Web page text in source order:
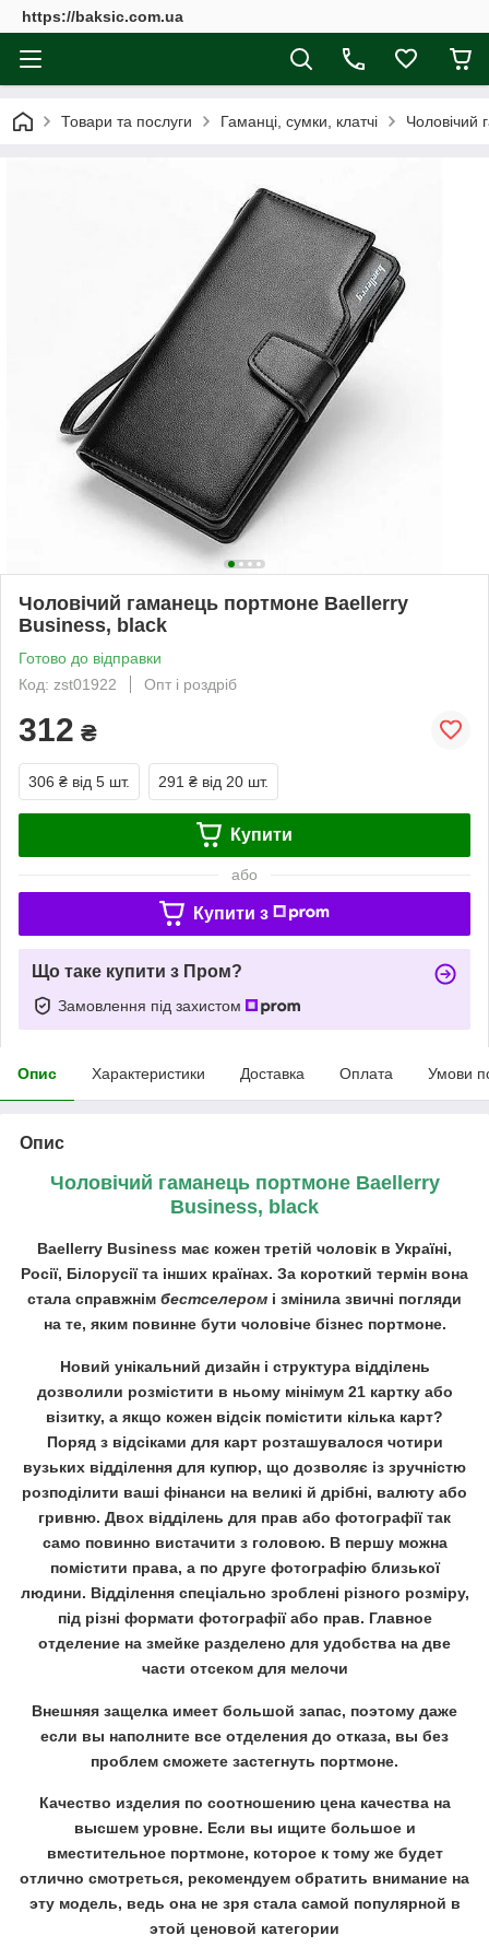
https://baksic.com.ua
Товари та послуги Гаманці, сумки, клатчі Чоловічий
Чоловічий гаманець портмоне Baellerry
Business, black
Готово до відправки
Код: zst01922
Опт і роздріб
312 ₴
306 ₴ від 5 шт. 291 ₴ від 20 шт.
Купити
або
Купити з
Що таке купити з Пром?
Замовлення під захистом
Опис Характеристики Доставка Оплата Умови
Опис
Чоловічий гаманець портмоне Baellerry
Business, black
Baellerry Business має кожен третій чоловік в Україні,
Росії, Білорусії та інших країнах. За короткий термін вона
стала справжнім бестселером і змінила звичні погляди
на те, яким повинне бути чоловіче бізнес портмоне.
Новий унікальний дизайн і структура відділень
дозволили розмістити в ньому мінімум 21 картку або
візитку, а якщо кожен відсік помістити кілька карт?
Поряд з відсіками для карт розташувалося чотири
вузьких відділення для купюр, що дозволяє із зручністю
розподілити ваші фінанси на великі й дрібні, валюту або
гривню. Двох відділень для прав або фотографії так
само повинно вистачити з головою. В першу можна
помістити права, а по друге фотографію близької
людини. Відділення спеціально зроблені різного розміру,
під різні формати фотографії або прав. Главное
отделение на змейке разделено для удобства на две
части отсеком для мелочи
Внешняя защелка имеет большой запас, поэтому даже
если вы наполните все отделения до отказа, вы без
проблем сможете застегнуть портмоне.
Качество изделия по соотношению цена качества на
высшем уровне. Если вы ищите большое и
вместительное портмоне, которое к тому же будет
отлично смотреться, рекомендуем обратить внимание на
эту модель, ведь она не зря стала самой популярной в
этой ценовой категории